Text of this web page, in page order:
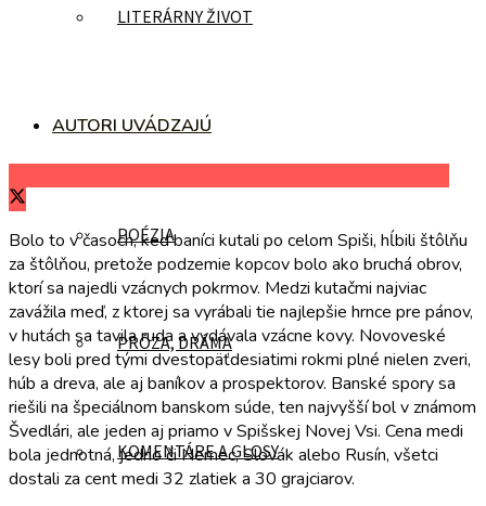
LITERÁRNY ŽIVOT
AUTORI UVÁDZAJÚ
POÉZIA
PRÓZA, DRÁMA
KOMENTÁRE A GLOSY
Bolo to v časoch, keď baníci kutali po celom Spiši, hĺbili štôlňu
za štôlňou, pretože podzemie kopcov bolo ako bruchá obrov,
ktorí sa najedli vzácnych pokrmov. Medzi kutačmi najviac
zavážila meď, z ktorej sa vyrábali tie najlepšie hrnce pre pánov,
v hutách sa tavila ruda a vydávala vzácne kovy. Novoveské
lesy boli pred tými dvestopäťdesiatimi rokmi plné nielen zveri,
húb a dreva, ale aj baníkov a prospektorov. Banské spory sa
riešili na špeciálnom banskom súde, ten najvyšší bol v známom
Švedlári, ale jeden aj priamo v Spišskej Novej Vsi. Cena medi
bola jednotná, jedno či Nemec, Slovák alebo Rusín, všetci
dostali za cent medi 32 zlatiek a 30 grajciarov.